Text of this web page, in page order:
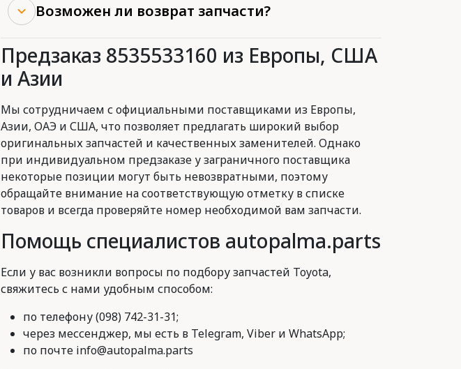
Возможен ли возврат запчасти?
Предзаказ 8535533160 из Европы, США
и Азии
Мы сотрудничаем с официальными поставщиками из Европы,
Азии, ОАЭ и США, что позволяет предлагать широкий выбор
оригинальных запчастей и качественных заменителей. Однако
при индивидуальном предзаказе у заграничного поставщика
некоторые позиции могут быть невозвратными, поэтому
обращайте внимание на соответствующую отметку в списке
товаров и всегда проверяйте номер необходимой вам запчасти.
Помощь специалистов autopalma.parts
Если у вас возникли вопросы по подбору запчастей Toyota,
свяжитесь с нами удобным способом:
по телефону (098) 742-31-31;
через мессенджер, мы есть в Telegram, Viber и WhatsApp;
по почте info@autopalma.parts